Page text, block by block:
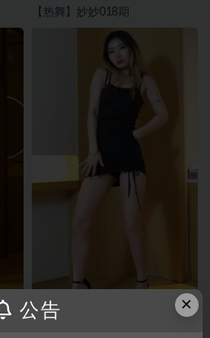
【热舞】妙妙018期
×
公告